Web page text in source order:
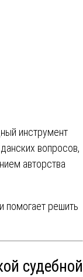
инструмент
вопросов,
авторства
помогает решить
судебной